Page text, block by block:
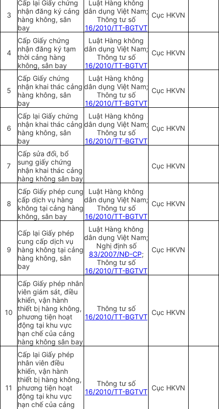
3
Cấp lại Giấy chứng
nhận đăng ký cảng
hàng không, sân
bay
Luật Hàng không
dân dụng Việt Nam;
Thông tư số
16/2010/TT-BGTVT
Cục HKVN
4
Cấp Giấy chứng
nhận đăng ký tạm
thời cảng hàng
không, sân bay
Luật Hàng không
dân dụng Việt Nam;
Thông tư số
16/2010/TT-BGTVT
Cục HKVN
5
Cấp Giấy chứng
nhận khai thác cảng
hàng không, sân
bay
Luật Hàng không
dân dụng Việt Nam;
Thông tư số
16/2010/TT-BGTVT
Cục HKVN
6
Cấp lại Giấy chứng
nhận khai thác cảng
hàng không, sân
bay
Luật Hàng không
dân dụng Việt Nam;
Thông tư số
16/2010/TT-BGTVT
Cục HKVN
7
Cấp sửa đổi, bổ
sung giấy chứng
nhận khai thác cảng
hàng không sân bay
Cục HKVN
8
Cấp Giấy phép cung
cấp dịch vụ hàng
không tại cảng hàng
không, sân bay
Luật Hàng không
dân dụng Việt Nam;
Thông tư số
16/2010/TT-BGTVT
Cục HKVN
9
Cấp lại Giấy phép
cung cấp dịch vụ
hàng không tại cảng
hàng không, sân
bay
Luật Hàng không
dân dụng Việt Nam;
Nghị định số
83/2007/NĐ-CP;
Thông tư số
16/2010/TT-BGTVT
Cục HKVN
10
Cấp Giấy phép nhân
viên giám sát, điều
khiển, vận hành
thiết bị hàng không,
phương tiện hoạt
động tại khu vực
hạn chế của cảng
hàng không sân bay
Thông tư số
16/2010/TT-BGTVT
Cục HKVN
11
Cấp lại Giấy phép
nhân viên điều
khiển, vận hành
thiết bị hàng không,
phương tiện hoạt
động tại khu vực
hạn chế của cảng
Thông tư số
16/2010/TT-BGTVT Cục HKVN